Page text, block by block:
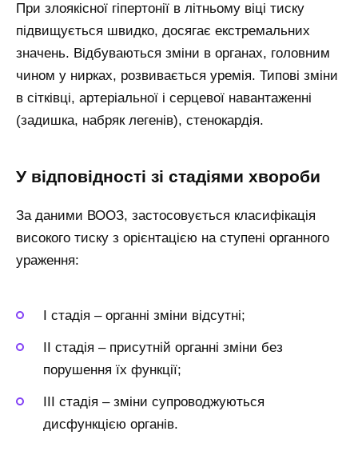
При злоякісної гіпертонії в літньому віці тиску
підвищується швидко, досягає екстремальних
значень. Відбуваються зміни в органах, головним
чином у нирках, розвивається уремія. Типові зміни
в сітківці, артеріальної і серцевої навантаженні
(задишка, набряк легенів), стенокардія.
У відповідності зі стадіями хвороби
За даними ВООЗ, застосовується класифікація
високого тиску з орієнтацією на ступені органного
ураження:
I стадія – органні зміни відсутні;
II стадія – присутній органні зміни без
порушення їх функції;
III стадія – зміни супроводжуються
дисфункцією органів.